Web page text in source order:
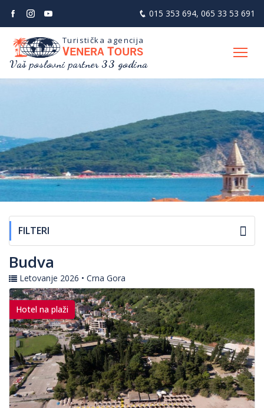
015 353 694, 065 33 53 691
Turistička agencija
VENERA TOURS
Vaš poslovni partner 33 godina
FILTERI
Budva
Letovanje 2026 • Crna Gora
Hotel na plaži